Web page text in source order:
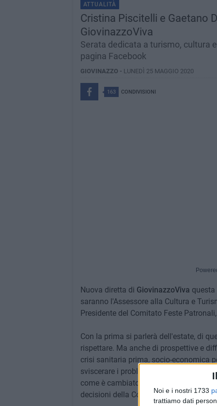
Noi e i nostri 1733
trattiamo dati
ATTUALITÀ
Cristina Piscitelli e Gaetano
GiovinazzoViva
Serata dedicata a turismo, cultura
pagina Facebook
GIOVINAZZO - LUNEDÌ 25 MAGGIO 2020
163 CONDIVISIONI
Nuova diretta di GiovinazzoViva
saranno l'Assessore alla Cultura e
Presidente del Comitato Feste Patronali,
Con la prima si parlerà dell'estate, di
rispettare. Ma anche di prospettive e
crisi sanitaria prima, socio-economica
sviscerare i problemi relativi ai
come è cambiato il lavoro di uomini e
decisioni della Conferenza Episcopale